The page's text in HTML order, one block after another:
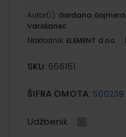
Autor(i): Gordana
Varošanec
Nakladnik: ELEMENT d.o.o.
SKU: 556151
ŠIFRA OMOTA: 500239
Udžbenik